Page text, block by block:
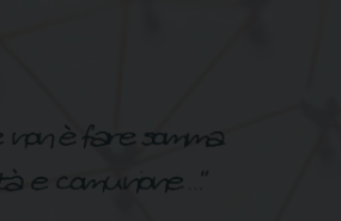
SOCIALE